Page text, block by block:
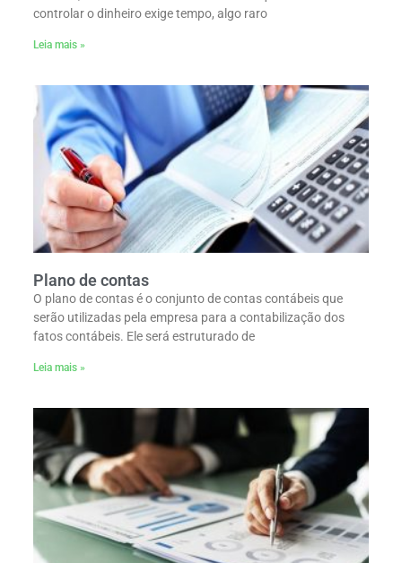
controlar o dinheiro exige tempo, algo raro
Leia mais »
Plano de contas
O plano de contas é o conjunto de contas contábeis que
serão utilizadas pela empresa para a contabilização dos
fatos contábeis. Ele será estruturado de
Leia mais »